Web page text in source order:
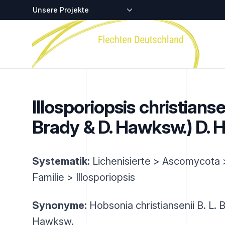
Zentralstellen-Projekte
Startseite
Illosporiopsis
Brady & D. Hawksw.) D.
Systematik: Lichenisierte > Ascomycota
Familie > Illosporiopsis
Synonyme: Hobsonia christiansenii B. L.
Hawksw.